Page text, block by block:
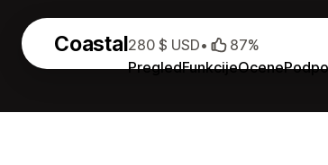
Coastal
PregledFunkcijeOcene
280 $ USD• 87%